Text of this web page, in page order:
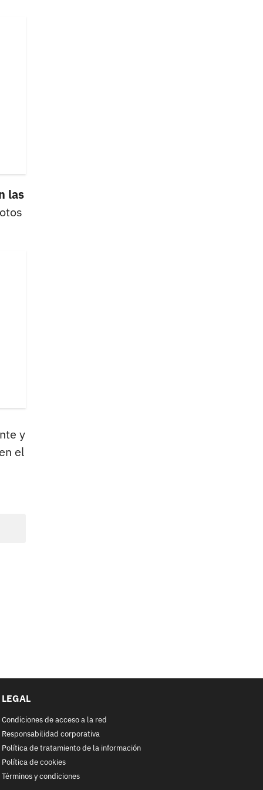
las
y
el
LEGAL
Condiciones de acceso a la red
Responsabilidad corporativa
Política de tratamiento de la información
Política de cookies
Términos y condiciones